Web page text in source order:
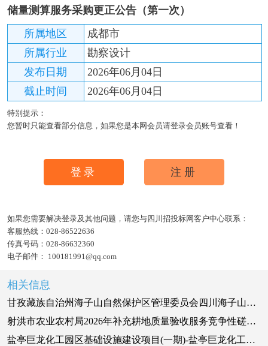
内江市
乐山市 自贡市 泸州市 宜宾市
达州市
资阳市 眉山市 雅安市 阿坝州 甘孜州 凉山州
储量测算服务采购更正公告（第一次）
所属地区
成都市
所属行业
勘察设计
发布日期
2026年06月04日
截止时间
2026年06月04日
特别提示：
您暂时只能查看部分信息，如果您是本网会员请登录会员账号查看！
登录 注册
如果您需要解决登录及其他问题，请您与四川招投标网客户中心联系：
客服热线： 028-86522636
传真号码： 028-86632360
电子邮件： 100181991@qq.com
相关信息
甘孜藏族自治州海子山自然保护区管理委员会四川海子山国家级自然保护区监测系统建设项目采购更正公告（第一次）
射洪市农业农村局2026年补充耕地质量验收服务竞争性磋商公告
盐亭巨龙化工园区基础设施建设项目(一期)-盐亭巨龙化工园区基础设施建设项目(一期)勘察及方案、初步设计（第二次）(重发公告第0次)第1次答疑文件